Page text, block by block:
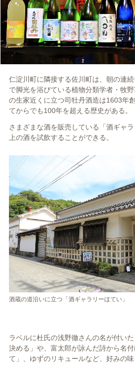
仁淀川町に隣接する佐川町は、朝の連続
で脚光を浴びている植物分類学者・牧
の生家近くに立つ司牡丹酒造は1603年
てからでも100年を超える歴史がある。
さまざまな酒を販売している「酒ギャ
上の酒を試飲することができる。
酒蔵の道沿いに立つ「酒ギャラリーほてい」
ラベルに杜氏の浅野徹さんの名が付い
決める」や、富太郎が詠んだ詩から名
て」、ゆずのリキュールなど、好みの味